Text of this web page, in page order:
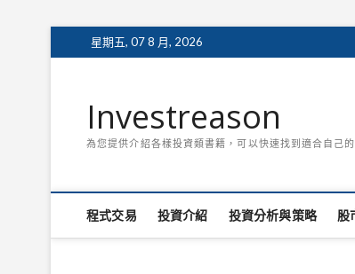
to
星期五, 07 8 月, 2026
Investreason
為您提供介紹各樣投資類書籍，可以快速找到適合自己
程式交易 投資介紹 投資分析與策略 股